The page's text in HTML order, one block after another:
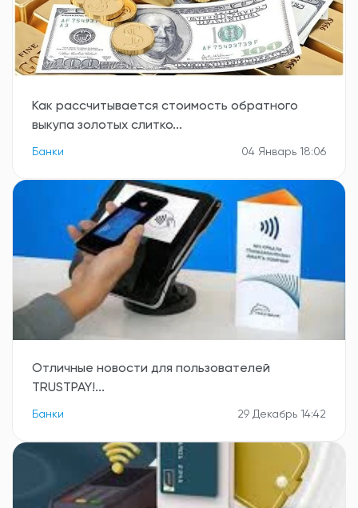
Как рассчитывается стоимость обратного
выкупа золотых слитко...
Банки 04 Январь 18:06
Отличные новости для пользователей
TRUSTPAY!...
Банки 29 Декабрь 14:42